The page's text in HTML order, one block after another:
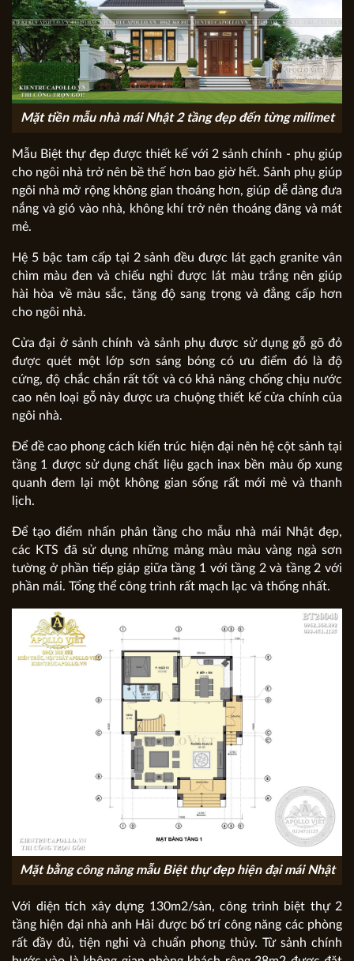
Mặt tiền mẫu nhà mái Nhật 2 tầng đẹp đến từng milimet
Mẫu Biệt thự đẹp được thiết kế với 2 sảnh chính - phụ giúp
cho ngôi nhà trở nên bề thế hơn bao giờ hết. Sảnh phụ giúp
ngôi nhà mở rộng không gian thoáng hơn, giúp dễ dàng đưa
nắng và gió vào nhà, không khí trở nên thoáng đãng và mát
mẻ.
Hệ 5 bậc tam cấp tại 2 sảnh đều được lát gạch granite vân
chìm màu đen và chiếu nghỉ được lát màu trắng nên giúp
hài hòa về màu sắc, tăng độ sang trọng và đẳng cấp hơn
cho ngôi nhà.
Cửa đại ở sảnh chính và sảnh phụ được sử dụng gỗ gõ đỏ
được quét một lớp sơn sáng bóng có ưu điểm đó là độ
cứng, độ chắc chắn rất tốt và có khả năng chống chịu nước
cao nên loại gỗ này được ưa chuộng thiết kế cửa chính của
ngôi nhà.
Để đề cao phong cách kiến trúc hiện đại nên hệ cột sảnh tại
tầng 1 được sử dụng chất liệu gạch inax bền màu ốp xung
quanh đem lại một không gian sống rất mới mẻ và thanh
lịch.
Để tạo điểm nhấn phân tầng cho mẫu nhà mái Nhật đẹp,
các KTS đã sử dụng những mảng màu màu vàng ngà sơn
tường ở phần tiếp giáp giữa tầng 1 với tầng 2 và tầng 2 với
phần mái. Tổng thể công trình rất mạch lạc và thống nhất.
Mặt bằng công năng mẫu Biệt thự đẹp hiện đại mái Nhật
Với diện tích xây dựng 130m2/sàn, công trình biệt thự 2
tầng hiện đại nhà anh Hải được bố trí công năng các phòng
rất đầy đủ, tiện nghi và chuẩn phong thủy. Từ sảnh chính